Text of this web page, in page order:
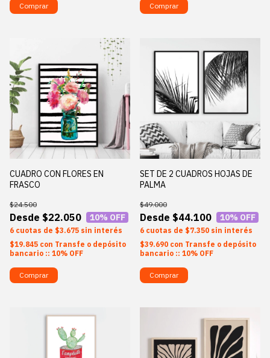
Comprar Comprar
CUADRO CON FLORES EN
FRASCO
$22.050
$24.500
10% OFF
6 $3.675 sin interés
$19.845 con Transfe o depósito
bancario :: 10% OFF
Comprar
SET DE 2 CUADROS HOJAS DE
PALMA
$44.100
$49.000
10% OFF
6 $7.350 sin interés
$39.690 con Transfe o depósito
bancario :: 10% OFF
Comprar